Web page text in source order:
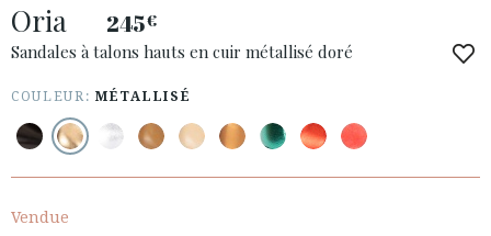
ACCÈS À MA COMMANDE
Oria 245€
Sandales à talons hauts en cuir métallisé doré
COULEUR:MÉTALLISÉ
Vendue